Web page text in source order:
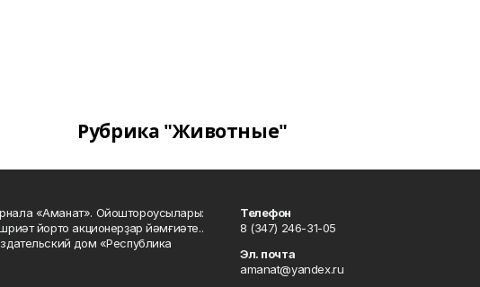
Рубрика "Животные"
«Аманат». Ойоштороусылары:
йорто акционерҙар йәмғиәте..
дом «Республика
Телефон
8 (347) 246-31-05
Эл. почта
amanat@yandex.ru